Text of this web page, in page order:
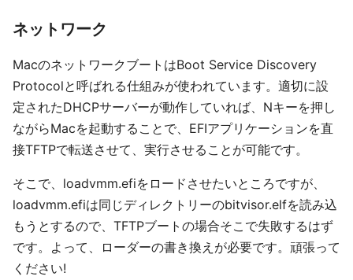
ネットワーク
MacのネットワークブートはBoot Service Discovery
Protocolと呼ばれる仕組みが使われています。適切に設
定されたDHCPサーバーが動作していれば、Nキーを押し
ながらMacを起動することで、EFIアプリケーションを直
接TFTPで転送させて、実行させることが可能です。
そこで、loadvmm.efiをロードさせたいところですが、
loadvmm.efiは同じディレクトリーのbitvisor.elfを読み込
もうとするので、TFTPブートの場合そこで失敗するはず
です。よって、ローダーの書き換えが必要です。頑張って
ください!